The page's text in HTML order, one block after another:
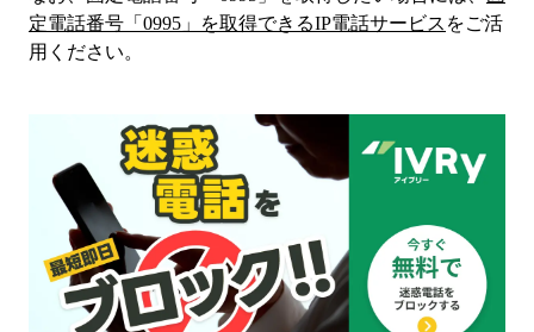
定電話番号「 0995 」を取得できるIP電話サービス をご活
用ください。